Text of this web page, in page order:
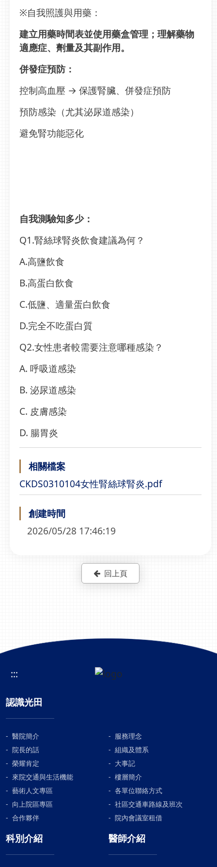
※自我照護與用藥：
建立用藥時間表並使用藥盒管理；理解藥物
適應症、劑量及其副作用。
併發症預防：
控制高血壓 → 保護腎臟、併發症預防
預防感染（尤其泌尿道感染）
避免腎功能惡化
自我測驗知多少：
Q1.腎絲球腎炎飲食建議為何？
A.高鹽飲食
B.高蛋白飲食
C.低鹽、適量蛋白飲食
D.完全不吃蛋白質
Q2.女性患者較需要注意哪種感染？
A. 呼吸道感染
B. 泌尿道感染
C. 皮膚感染
D. 腸胃炎
相關檔案
CKDS0310104女性腎絲球腎炎.pdf
創建時間
2026/05/28 17:46:19
回上頁
:::
認識光田
醫院簡介
服務理念
院長的話
組織及體系
榮耀肯定
大事記
來院交通與生活機能
樓層簡介
藝術人文專區
各單位聯絡方式
向上院區專區
社區交通車路線及班次
合作夥伴
院內會議室租借
科別介紹 醫師介紹